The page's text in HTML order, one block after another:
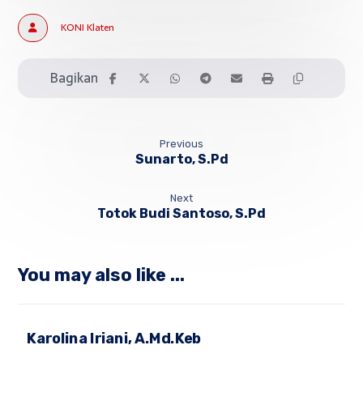
KONI Klaten
Previous
Sunarto, S.Pd
Next
Totok Budi Santoso, S.Pd
You may also like ...
Karolina Iriani, A.Md.Keb